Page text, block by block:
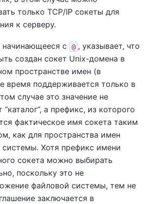
только TCP/IP сокеты для
к серверу.
начинающееся с @ , указывает, что
создан сокет Unix-домена в
пространстве имен (в
время поддерживается только в
случае это значение не
“каталог”, а префикс, из которого
фактическое имя сокета таким
как для пространства имен
Хотя префикс имени
сокета можно выбирать
поскольку это не
файловой системы, тем не
заключается в